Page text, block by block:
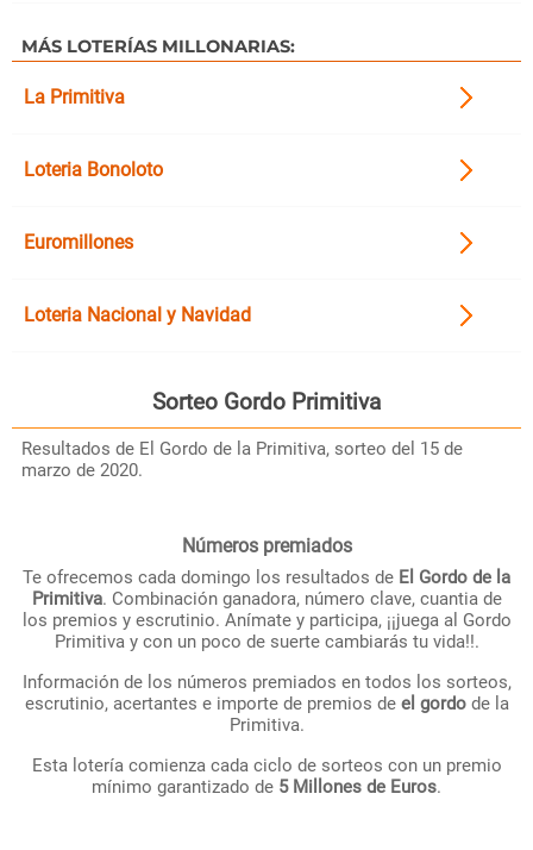
Sorteo Gordo Primitiva
Resultados de El Gordo de la Primitiva, sorteo del 15 de
marzo de 2020.
MÁS LOTERÍAS MILLONARIAS:
La Primitiva
Loteria Bonoloto
Euromillones
Loteria Nacional y Navidad
Números premiados
Te ofrecemos cada domingo los resultados de El Gordo de la
Primitiva. Combinación ganadora, número clave, cuantia de
los premios y escrutinio. Anímate y participa, ¡¡juega al Gordo
Primitiva y con un poco de suerte cambiarás tu vida!!.
Información de los números premiados en todos los sorteos,
escrutinio, acertantes e importe de premios de el gordode la
Primitiva.
Esta lotería comienza cada ciclo de sorteos con un premio
mínimo garantizado de 5 Millones de Euros.